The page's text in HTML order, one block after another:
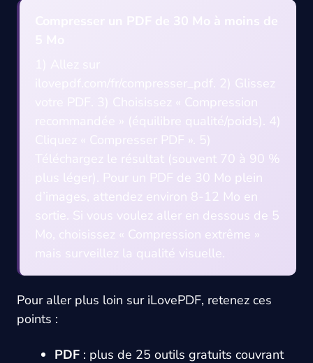
Compresser un PDF de 30 Mo à moins de
ilovepdf.com/fr/compresser_pdf. 2) Glissez
votre PDF. 3) Choisissez « Compression
recommandée » (équilibre qualité/poids). 4)
Cliquez « Compresser PDF ». 5)
Téléchargez le résultat (souvent 70 à 90 %
plus léger). Pour un PDF de 30 Mo plein
d’images, attendez environ 8-12 Mo en
sortie. Si vous voulez aller en dessous de 5
Mo, choisissez « Compression extrême »
mais surveillez la qualité visuelle.
Pour aller plus loin sur iLovePDF, retenez ces
points :
PDF : plus de 25 outils gratuits couvrant